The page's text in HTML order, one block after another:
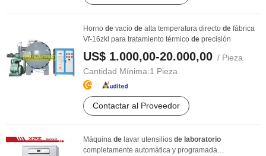
Horno de vacío de alta temperatura directo de fábrica
Vf-16zkl para tratamiento térmico de precisión
US$ 1.000,00-20.000,00 / Pieza
Cantidad Mínima:1 Pieza
Contactar al Proveedor
Máquina de lavar utensilios de laboratorio
completamente automática y programada